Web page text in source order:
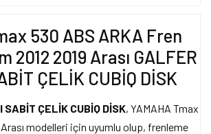
530 ABS ARKA Fren
2012 2019 Arası GALFER
ÇELİK CUBİQ DİSK
ÇELİK CUBİQ DİSK, YAMAHA Tmax
Arası modelleri için uyumlu olup, frenleme